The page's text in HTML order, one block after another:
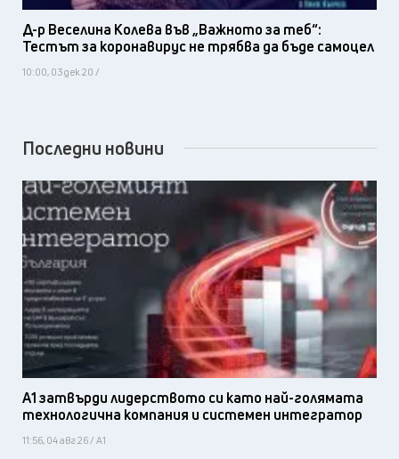
Д-р Веселина Колева във „Важното за теб“:
Тестът за коронавирус не трябва да бъде самоцел
10:00, 03 дек 20 /
Последни новини
А1 затвърди лидерството си като най-голямата
технологична компания и системен интегратор
11:56, 04 авг 26 / А1